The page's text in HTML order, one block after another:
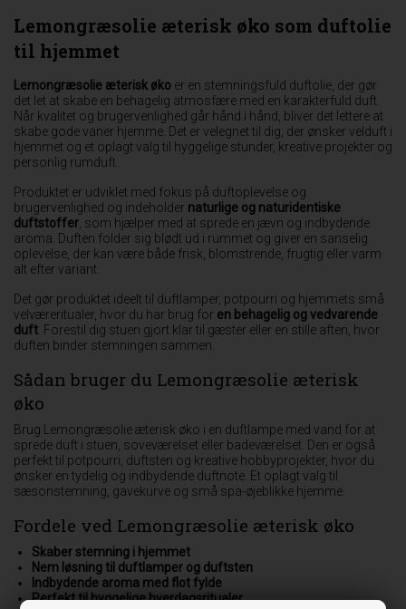
Lemongræsolie æterisk øko som duftolie
til hjemmet
Lemongræsolie æterisk øko er en stemningsfuld duftolie, der gør
det let at skabe en behagelig atmosfære med en karakterfuld duft.
Når kvalitet og brugervenlighed går hånd i hånd, bliver det lettere at
skabe gode vaner hjemme. Det er velegnet til dig, der ønsker velduft i
hjemmet og et oplagt valg til hyggelige stunder, kreative projekter og
personlig rumduft.
Produktet er udviklet med fokus på duftoplevelse og
brugervenlighed og indeholder naturlige og naturidentiske
duftstoffer , som hjælper med at sprede en jævn og indbydende
aroma. Duften folder sig blødt ud i rummet og giver en sanselig
oplevelse, der kan være både frisk, blomstrende, frugtig eller varm
alt efter variant.
Det gør produktet ideelt til duftlamper, potpourri og hjemmets små
velværeritualer, hvor du har brug for en behagelig og vedvarende
duft . Forestil dig stuen gjort klar til gæster eller en stille aften, hvor
duften binder stemningen sammen.
Sådan bruger du Lemongræsolie æterisk
øko
Brug Lemongræsolie æterisk øko i en duftlampe med vand for at
sprede duft i stuen, soveværelset eller badeværelset. Den er også
perfekt til potpourri, duftsten og kreative hobbyprojekter, hvor du
ønsker en tydelig og indbydende duftnote. Et oplagt valg til
sæsonstemning, gavekurve og små spa-øjeblikke hjemme.
Fordele ved Lemongræsolie æterisk øko
Skaber stemning i hjemmet
Nem løsning til duftlamper og duftsten
Indbydende aroma med flot fylde
Perfekt til hyggelige hverdagsritualer